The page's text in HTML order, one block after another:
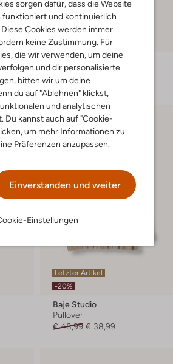
sorgen dafür, dass die Website
funktioniert und kontinuierlich
Cookies werden immer
keine Zustimmung. Für
die wir verwenden, um deine
und dir personalisierte
bitten wir um deine
du auf "Ablehnen" klickst,
und analytischen
Du kannst auch auf "Cookie-
um mehr Informationen zu
Präferenzen anzupassen.
Einverstanden und weiter
Einstellungen
Letzter Artikel
-30%
Baje Studio
Legging
€ 38,99 € 26,99
Letzter Artikel
-20%
Baje Studio
Pullover
€ 48,99 € 38,99